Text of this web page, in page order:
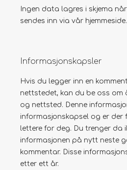
Ingen data lagres i skjema
sendes inn via vår hjemmeside.
Informasjonskapsler
Hvis du legger inn en
nettstedet, kan du be oss om
og nettsted. Denne
informasjonskapsel og er der
lettere for deg. Du trenger da
informasjonen på nytt neste
kommentar. Disse
etter ett år.